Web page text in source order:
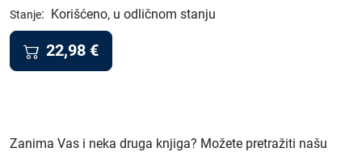
Stanje: Korišćeno, u odličnom stanju
22,98 €
Zanima Vas i neka druga knjiga? Možete pretražiti našu